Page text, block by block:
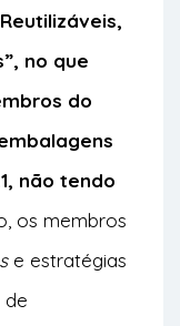
no que
do
não tendo
os membros
e estratégias
de